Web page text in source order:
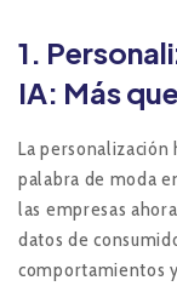
1.
IA: Más
La
palabra de moda
las empresas
datos de
comportamientos